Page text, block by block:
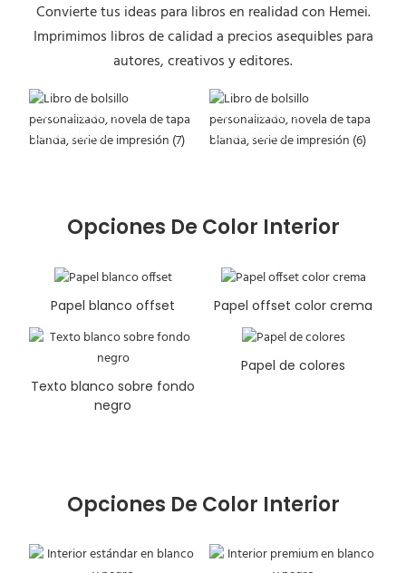
Convierte tus ideas para libros en realidad con Hemei.
Imprimimos libros de calidad a precios asequibles para
autores, creativos y editores.
Libro de bolsillo
personalizado
Libro de bolsillo
personalizado
Opciones De Color Interior
Papel blanco offset Papel offset color crema
Texto blanco sobre fondo
negro
Papel de colores
Opciones De Color Interior